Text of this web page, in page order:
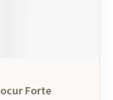
Forte